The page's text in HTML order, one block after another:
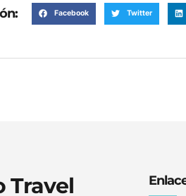
Facebook Twitter
Travel